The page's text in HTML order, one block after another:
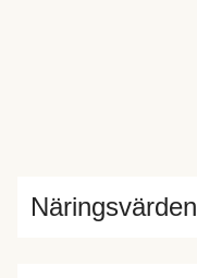
Näringsvärden